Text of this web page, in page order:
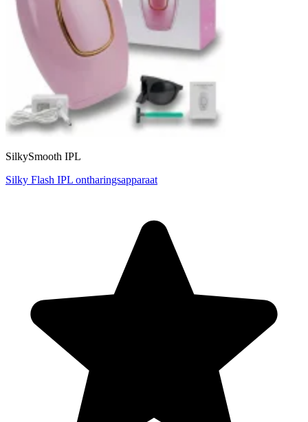
SilkySmooth IPL
Silky Flash IPL ontharingsapparaat